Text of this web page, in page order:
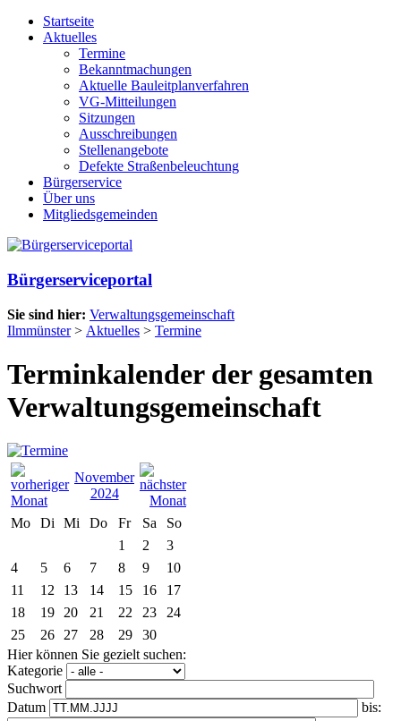
Startseite
Aktuelles
Termine
Bekanntmachungen
Aktuelle Bauleitplanverfahren
VG-Mitteilungen
Sitzungen
Ausschreibungen
Stellenangebote
Defekte Straßenbeleuchtung
Bürgerservice
Über uns
Mitgliedsgemeinden
Bürgerserviceportal
Sie sind hier: Verwaltungsgemeinschaft
Ilmmünster> Aktuelles > Termine
Terminkalender der gesamten
Verwaltungsgemeinschaft
November
2024
Mo
Di Mi Do Fr Sa
So
1
2
3
4
5 6 7 8 9
10
11
12 13 14 15 16
17
18
19 20 21 22 23
24
25
26 27 28 29
30
Hier können Sie gezielt suchen:
Kategorie
Suchwort
Datum
bis: